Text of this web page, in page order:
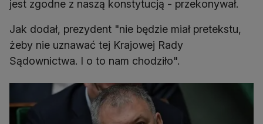
jest zgodne z naszą konstytucją - przekonywał.
Jak dodał, prezydent "nie będzie miał pretekstu,
żeby nie uznawać tej Krajowej Rady
Sądownictwa. I o to nam chodziło".